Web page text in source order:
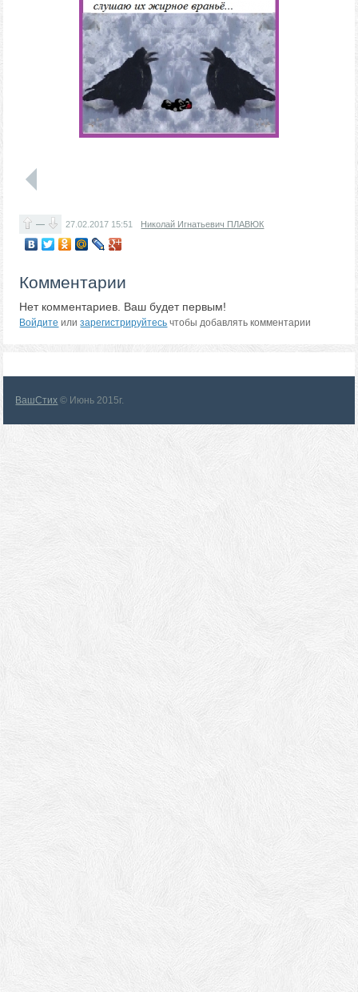
— 27.02.2017 15:51 Николай Игнатьевич ПЛАВЮК
Комментарии
Нет комментариев. Ваш будет первым!
Войдите илизарегистрируйтесь чтобы добавлять комментарии
ВашСтих © Июнь 2015г.